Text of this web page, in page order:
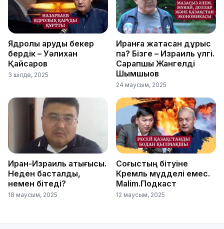
Ядролық қаруды бекер
бердік – Уәлихан
Қайсаров
3 шілде, 2025
Иранға жақтасқан дұрыс
па? Бізге – Израиль үлгі.
Сарапшы Жангелді
Шымшықов
24 маусым, 2025
Иран-Израиль қақтығысы.
Неден басталды,
немен бітеді?
18 маусым, 2025
Соғыстың бітуіне
Кремль мүдделі емес.
Malim.Подкаст
12 маусым, 2025